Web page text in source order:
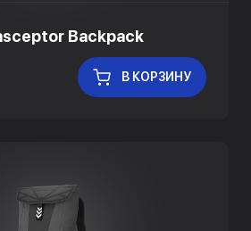
Backpack
В КОРЗИНУ